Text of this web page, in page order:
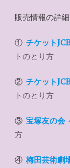
販売情報の詳
① チケット
トのとり方
② チケット
トのとり方
③ 宝塚友の会
方
④ 梅田芸術劇